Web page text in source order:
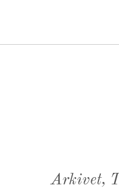
Arkivet,